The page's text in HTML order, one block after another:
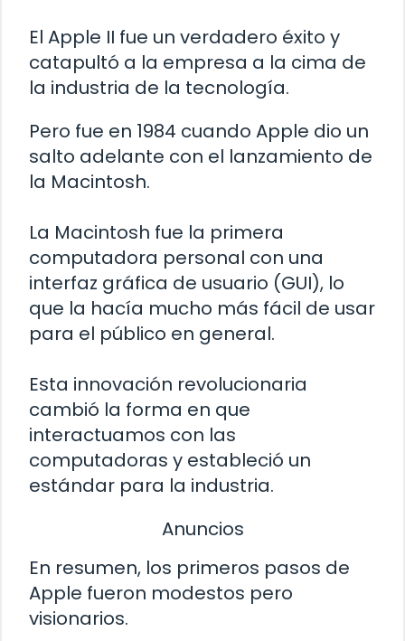
El Apple II fue un verdadero éxito y
catapultó a la empresa a la cima de
la industria de la tecnología.
Pero fue en 1984 cuando Apple dio un
salto adelante con el lanzamiento de
la Macintosh.
La Macintosh fue la primera
computadora personal con una
interfaz gráfica de usuario (GUI), lo
que la hacía mucho más fácil de usar
para el público en general.
Esta innovación revolucionaria
cambió la forma en que
interactuamos con las
computadoras y estableció un
estándar para la industria.
Anuncios
En resumen, los primeros pasos de
Apple fueron modestos pero
visionarios.